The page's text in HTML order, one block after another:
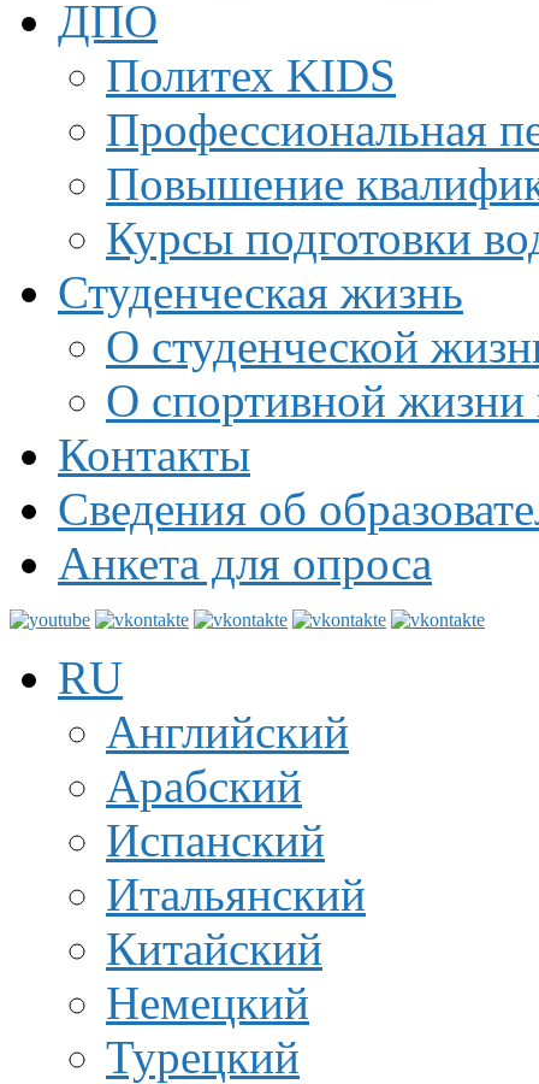
ДПО
Политех KIDS
Профессиональная
Повышение
Курсы подготовки
Студенческая жизнь
О студенческой
О спортивной жизни
Контакты
Сведения об
Анкета для опроса
RU
Английский
Арабский
Испанский
Итальянский
Китайский
Немецкий
Турецкий